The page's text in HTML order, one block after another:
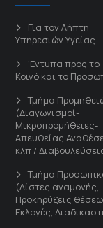
Για τον Λήπτη
Υπηρεσιών Υγείας
'Εντυπα προς το
Κοινό και το
Τμήμα
(Διαγωνισμοί-
Μικροπρομήθειες-
Απευθείας
κλπ /
Τμήμα
(Λίστες αναμονής,
Προκηρύξεις
Εκλογές,